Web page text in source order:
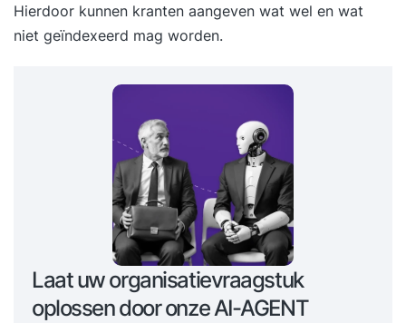
Hierdoor kunnen kranten aangeven wat wel en wat
niet geïndexeerd mag worden.
Laat uw organisatievraagstuk
oplossen door onze AI-AGENT